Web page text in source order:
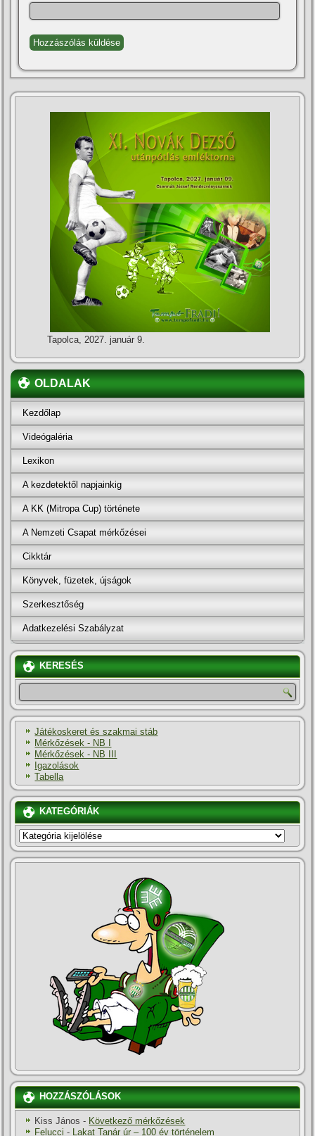
Tapolca, 2027. január 9.
OLDALAK
Kezdőlap
Videógaléria
Lexikon
A kezdetektől napjainkig
A KK (Mitropa Cup) története
A Nemzeti Csapat mérkőzései
Cikktár
Könyvek, füzetek, újságok
Szerkesztőség
Adatkezelési Szabályzat
KERESÉS
Játékoskeret és szakmai stáb
Mérkőzések - NB I
Mérkőzések - NB III
Igazolások
Tabella
KATEGÓRIÁK
KATEGÓRIÁK
HOZZÁSZÓLÁSOK
Kiss János - Következő mérkőzések
Felucci - Lakat Tanár úr – 100 év történelem